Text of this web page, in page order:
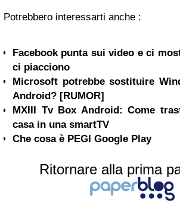
Potrebbero interessarti anche :
Facebook punta sui video e ci
ci piacciono
Microsoft potrebbe sostituire
Android? [RUMOR]
MXIII Tv Box Android: Come
casa in una smartTV
Che cosa è PEGI Google Play
Ritornare alla prima